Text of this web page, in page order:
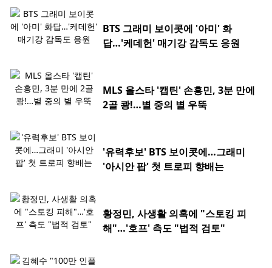
BTS 그래미 보이콧에 '아미' 화
답…'케데헌' 매기강 감독도 응원
MLS 올스타 '캡틴' 손흥민, 3분 만에
2골 쾅!…별 중의 별 우뚝
'유력후보' BTS 보이콧에…그래미
'아시안 팝' 첫 트로피 향배는
황정민, 사생활 의혹에 "스토킹 피
해"…'호프' 측도 "법적 검토"